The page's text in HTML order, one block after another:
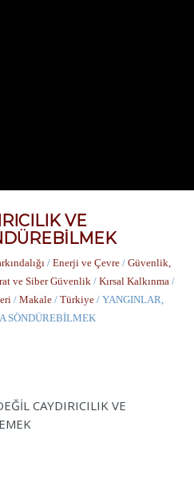
VE
/ Enerji ve Çevre / Güvenlik,
ve Siber Güvenlik / Kırsal Kalkınma /
/ Makale / Türkiye / YANGINLAR,
SÖNDÜREBİLMEK